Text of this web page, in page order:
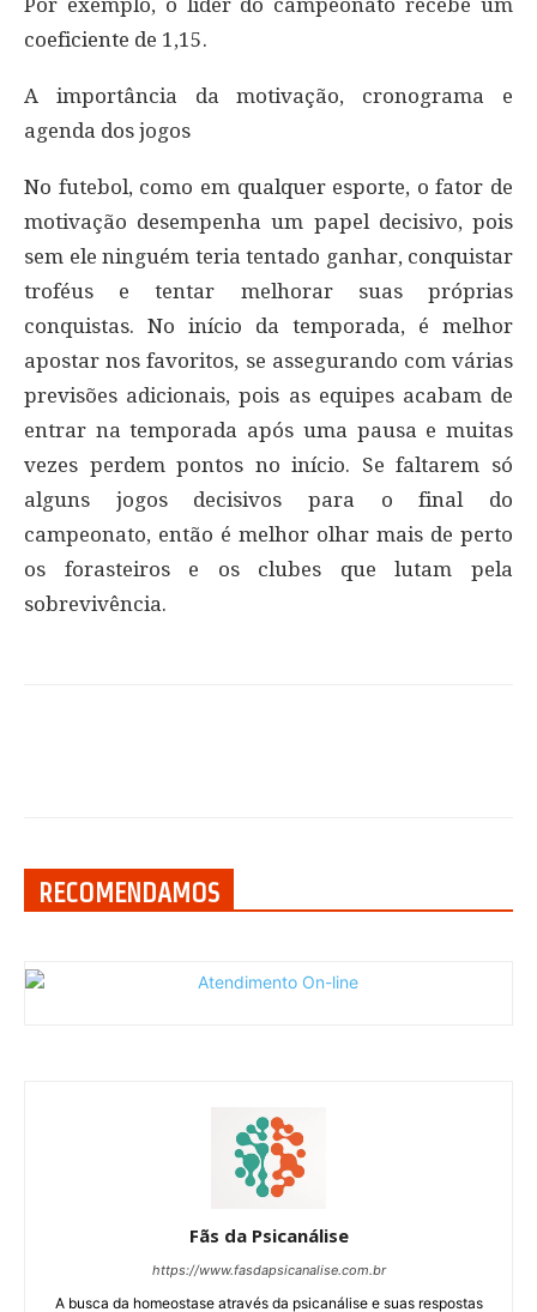
Por exemplo, o líder do campeonato recebe um
coeficiente de 1,15.
A importância da motivação, cronograma e
agenda dos jogos
No futebol, como em qualquer esporte, o fator de
motivação desempenha um papel decisivo, pois
sem ele ninguém teria tentado ganhar, conquistar
troféus e tentar melhorar suas próprias
conquistas. No início da temporada, é melhor
apostar nos favoritos, se assegurando com várias
previsões adicionais, pois as equipes acabam de
entrar na temporada após uma pausa e muitas
vezes perdem pontos no início. Se faltarem só
alguns jogos decisivos para o final do
campeonato, então é melhor olhar mais de perto
os forasteiros e os clubes que lutam pela
sobrevivência.
RECOMENDAMOS
Fãs da Psicanálise
https://www.fasdapsicanalise.com.br
A busca da homeostase através da psicanálise e suas respostas